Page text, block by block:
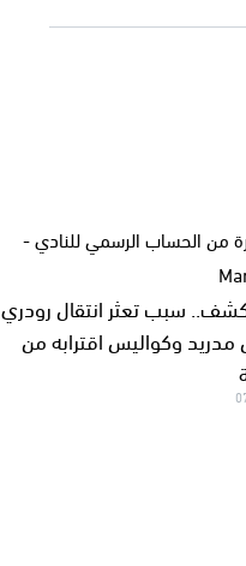
سبب تعثر انتقال رودري
مدريد وكواليس اقترابه من